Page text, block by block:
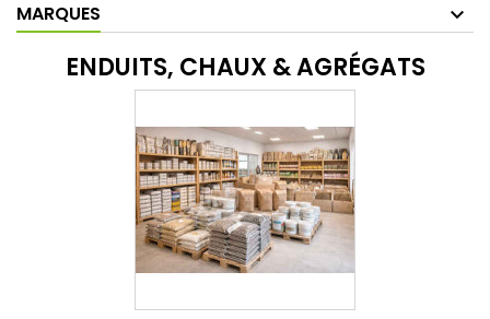
MARQUES
ENDUITS, CHAUX & AGRÉGATS